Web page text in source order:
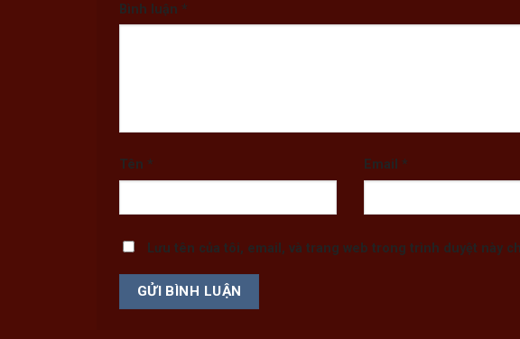
Bình luận *
Tên * Email *
Lưu tên của tôi, email, và trang web trong trình duyệt này